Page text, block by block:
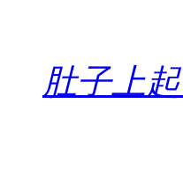
肚子上